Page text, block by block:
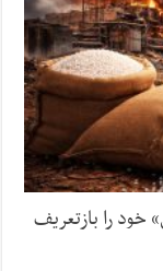
خود را بازتعریف